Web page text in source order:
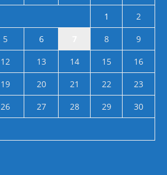
1
2
5 6 8
9
12 13 14 15
16
19 20 21 22
23
26 27 28 29
30